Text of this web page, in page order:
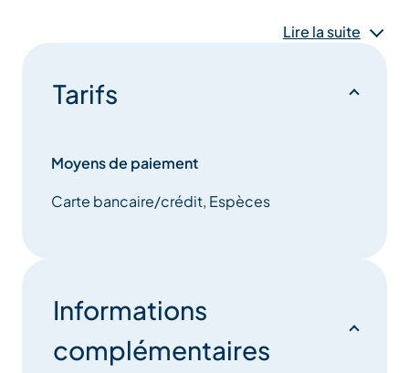
Lire la suite
Tarifs
Moyens de paiement
Carte bancaire/crédit, Espèces
Informations
complémentaires